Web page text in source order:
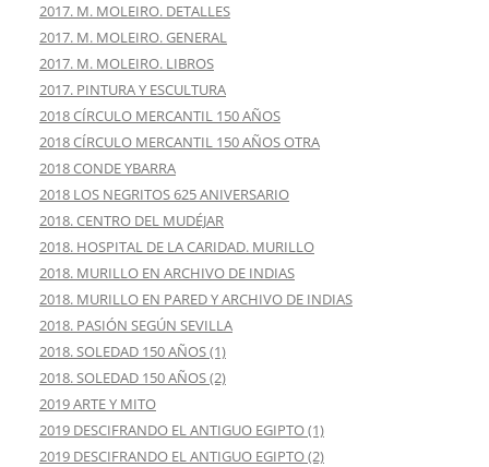
2017. M. MOLEIRO. DETALLES
2017. M. MOLEIRO. GENERAL
2017. M. MOLEIRO. LIBROS
2017. PINTURA Y ESCULTURA
2018 CÍRCULO MERCANTIL 150 AÑOS
2018 CÍRCULO MERCANTIL 150 AÑOS OTRA
2018 CONDE YBARRA
2018 LOS NEGRITOS 625 ANIVERSARIO
2018. CENTRO DEL MUDÉJAR
2018. HOSPITAL DE LA CARIDAD. MURILLO
2018. MURILLO EN ARCHIVO DE INDIAS
2018. MURILLO EN PARED Y ARCHIVO DE INDIAS
2018. PASIÓN SEGÚN SEVILLA
2018. SOLEDAD 150 AÑOS (1)
2018. SOLEDAD 150 AÑOS (2)
2019 ARTE Y MITO
2019 DESCIFRANDO EL ANTIGUO EGIPTO (1)
2019 DESCIFRANDO EL ANTIGUO EGIPTO (2)